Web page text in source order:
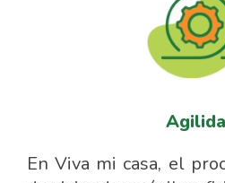
En Viva mi casa, el